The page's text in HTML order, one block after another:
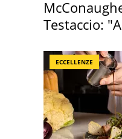
Testaccio:
ECCELLENZE